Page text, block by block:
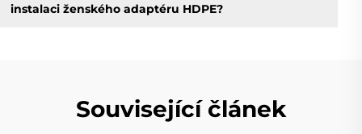
instalaci ženského adaptéru HDPE?
Související článek